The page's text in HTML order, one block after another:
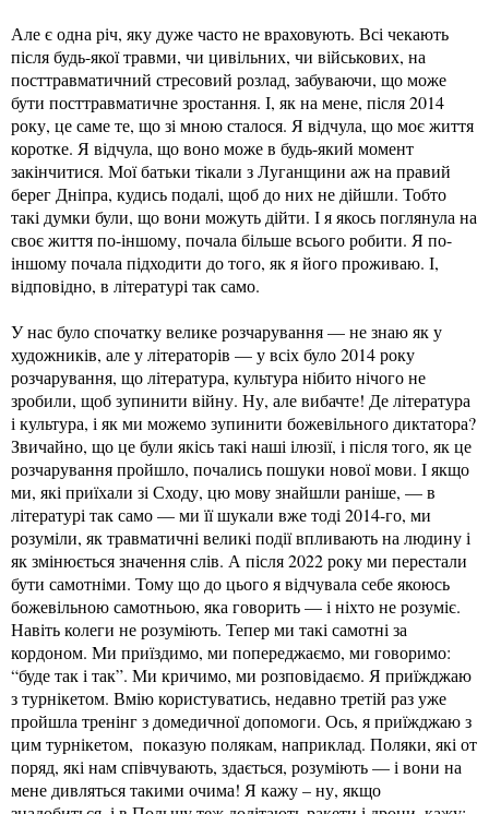
Але є одна річ, яку дуже часто не враховують. Всі чекають
після будь-якої травми, чи цивільних, чи військових, на
посттравматичний стресовий розлад, забуваючи, що може
бути посттравматичне зростання. І, як на мене, після 2014
року, це саме те, що зі мною сталося. Я відчула, що моє життя
коротке. Я відчула, що воно може в будь-який момент
закінчитися. Мої батьки тікали з Луганщини аж на правий
берег Дніпра, кудись подалі, щоб до них не дійшли. Тобто
такі думки були, що вони можуть дійти. І я якось поглянула на
своє життя по-іншому, почала більше всього робити. Я по-
іншому почала підходити до того, як я його проживаю. І,
відповідно, в літературі так само.
У нас було спочатку велике розчарування — не знаю як у
художників, але у літераторів — у всіх було 2014 року
розчарування, що література, культура нібито нічого не
зробили, щоб зупинити війну. Ну, але вибачте! Де література
і культура, і як ми можемо зупинити божевільного диктатора?
Звичайно, що це були якісь такі наші ілюзії, і після того, як це
розчарування пройшло, почались пошуки нової мови. І якщо
ми, які приїхали зі Сходу, цю мову знайшли раніше, — в
літературі так само — ми її шукали вже тоді 2014-го, ми
розуміли, як травматичні великі події впливають на людину і
як змінюється значення слів. А після 2022 року ми перестали
бути самотніми. Тому що до цього я відчувала себе якоюсь
божевільною самотньою, яка говорить — і ніхто не розуміє.
Навіть колеги не розуміють. Тепер ми такі самотні за
кордоном. Ми приїздимо, ми попереджаємо, ми говоримо:
“буде так і так”. Ми кричимо, ми розповідаємо. Я приїжджаю
з турнікетом. Вмію користуватись, недавно третій раз уже
пройшла тренінг з домедичної допомоги. Ось, я приїжджаю з
цим турнікетом, показую полякам, наприклад. Поляки, які от
поряд, які нам співчувають, здається, розуміють — і вони на
мене дивляться такими очима! Я кажу – ну, якщо